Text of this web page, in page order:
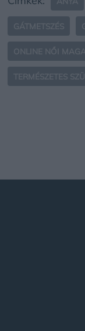
GÁTMETSZÉS
ONLINE NŐI
TERMÉSZETES